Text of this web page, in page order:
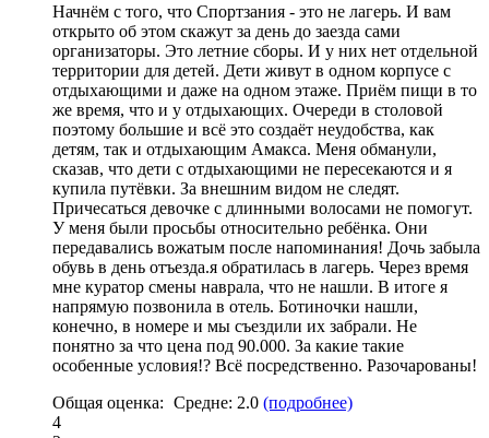
Начнём с того, что Спортзания - это не лагерь. И вам
открыто об этом скажут за день до заезда сами
организаторы. Это летние сборы. И у них нет отдельной
территории для детей. Дети живут в одном корпусе с
отдыхающими и даже на одном этаже. Приём пищи в то
же время, что и у отдыхающих. Очереди в столовой
поэтому большие и всё это создаёт неудобства, как
детям, так и отдыхающим Амакса. Меня обманули,
сказав, что дети с отдыхающими не пересекаются и я
купила путёвки. За внешним видом не следят.
Причесаться девочке с длинными волосами не помогут.
У меня были просьбы относительно ребёнка. Они
передавались вожатым после напоминания! Дочь забыла
обувь в день отъезда.я обратилась в лагерь. Через время
мне куратор смены наврала, что не нашли. В итоге я
напрямую позвонила в отель. Ботиночки нашли,
конечно, в номере и мы съездили их забрали. Не
понятно за что цена под 90.000. За какие такие
особенные условия!? Всё посредственно. Разочарованы!
Общая оценка: Средне: 2.0 (подробнее)
4